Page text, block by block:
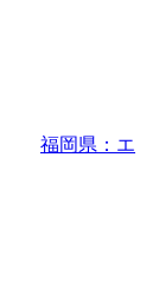
福岡県：エ